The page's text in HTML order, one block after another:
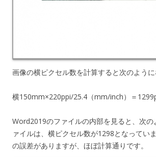
画像の横ピクセル数を計算すると次のように
横150mm×220ppi/25.4（mm/inch）＝
Word2019のファイルの内部を見ると、次の
ァイルは、横ピクセル数が1298となってい
の誤差がありますが、ほぼ計算通りです。